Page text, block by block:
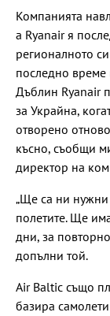
Компанията
а Ryanair я
регионалното
последно време
Дъблин Ryanair
за Украйна,
отворено
късно, съобщи
директор на
„Ще са ни
полетите. Ще
дни, за
допълни той.
Air Baltic също
базира